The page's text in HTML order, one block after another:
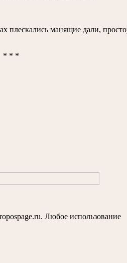
плескались манящие дали,
* * *
Любое использование